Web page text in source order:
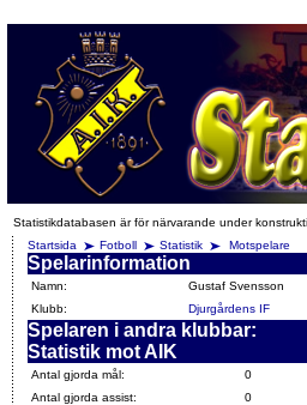
Statistikdatabasen är för närvarande under
Startsida
Fotboll Statistik Motspelare
Spelarinformation
Namn:
Gustaf Svensson
Klubb:
Djurgårdens IF
Spelaren i andra klubbar:
Statistik mot AIK
Antal gjorda mål:
0
Antal gjorda assist:
0